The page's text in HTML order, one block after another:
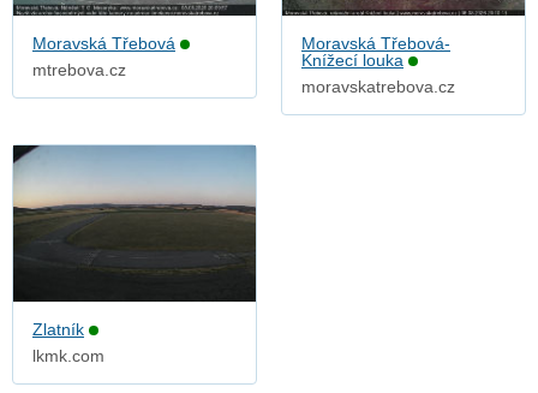
Moravská Třebová
mtrebova.cz
Moravská Třebová-
Knížecí louka
moravskatrebova.cz
Zlatník
lkmk.com